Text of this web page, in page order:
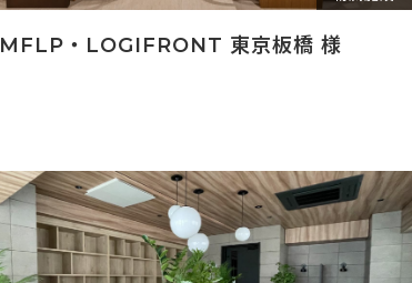
MFLP・LOGIFRONT 東京板橋 様